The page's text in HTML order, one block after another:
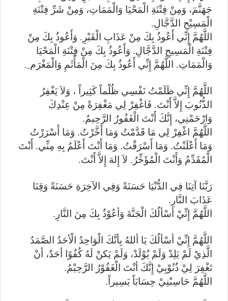
جَهَنَّمَ، وَمِنْ فِتْنَةِ الْمَحْيَا وَالْمَمَاتِ، وَمِنْ شَرِّ فِتْنَةِ
الْمَسِيْحِ الدَّجَّالِ.
اللَّهُمَّ إِنِّي أَعُوذُ بِكَ مِنْ عَذَابِ الْقَبْرِ. وَأَعُوذُ بِكَ مِنْ
فِتْنَةِ الْمَسِيحِ الدَّجَّالِ. وَأَعُوذُ بِكَ مِنْ فِتْنَةِ الْمَحْيَا
وَالْمَمَاتِ. اللَّهُمَّ إِنِّي أَعُوذُ بِكَ مِنَ الْمَأْثَمِ وَالْمَغْرَم ِ.
اللَّهُمَّ إِنِّي ظَلَمْتُ نَفْسِي ظُلْماً كَثِيراً ، وَلاَ يَغْفِرُ
الذُّنُوبَ إِلاَّ أَنْتَ. فَاغْفِرْ لِي مَغْفِرَةً مِنْ عِنْدِكَ
وَارْحَمْنِي، إِنَّكَ أَنْتَ الْغَفُورُ الرَّحِيمُ.
اللَّهُمَّ اغْفِرْ لِي مَا قَدَّمْتُ وَمَا أَخَّرْتُ. وَمَا أَسْرَرْتُ
وَمَا أَعْلَنْتُ. وَمَا أَسْرَفْتُ. وَمَا أَنْتَ أَعْلَمُ بِهِ مِنِّي. أَنْتَ
الْمُقَدِّمُ وَأَنْتَ الْمُؤَخِّرُ. لاَ إِلهَ إِلاَّ أَنْتَ.
رَبَّنَا آتِنَا فِي الدُّنْيَا حَسَنَةً وَفِي الآخِرَةِ حَسَنَةً وَقِنَا
عَذَابَ النَّارِ.
اللَّهُمَّ إِنِّيْ أسْألُكَ الْجَنَّةَ وَأعُوْذُ بِكَ مِنَ النَّارِ.
اللَّهُمَّ إِنِّيْ أسْألُكَ يَا أللهُ بِأنَّكَ الْوَاحِدُ الْأحَدُ الصَّمَدُ
الَّذِيْ لَمْ يَلِدْ وَلَمْ يُوْلَدْ، وَلَمْ يَكنْ لَهُ كُفُوًا أحَدٌ، أنْ
تَغْفِرَ لِيْ ذُنُوْبِيْ إِنَّكَ أنْتَ الْغَفُوْرُ الرَّحِيْمُ.
اللَّهُمَّ حَاسِبْنِيْ حِسَابَاً يَسِيراً.